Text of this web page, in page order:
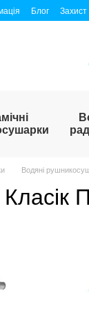
Блог
Водяні